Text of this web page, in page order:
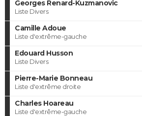
Georges Renard-Kuzmanovic
Liste Divers
Camille Adoue
Liste d'extrême-gauche
Edouard Husson
Liste Divers
Pierre-Marie Bonneau
Liste d'extrême droite
Charles Hoareau
Liste d'extrême-gauche